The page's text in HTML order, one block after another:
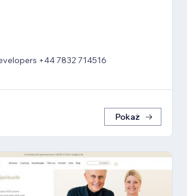
Top 10 WIX developers +44 7832 714516
Pokaż